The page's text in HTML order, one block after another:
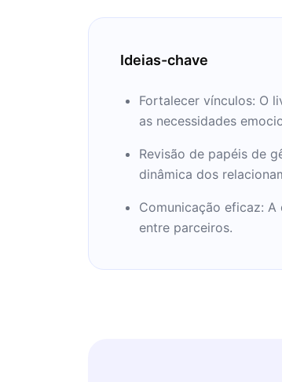
Ideias-chave
Fortalecer vínculos: O
as necessidades
Revisão de papéis de
dinâmica dos
Comunicação eficaz:
entre parceiros.